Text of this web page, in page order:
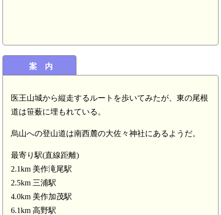
案 内
医王山城から縦走するルートを歩いてみたが、東の尾根
道は笹薮に埋もれている。
烏山への登山道は南西麓の大佐々神社にあるようだ。
最寄り駅(直線距離)
2.1km 美作滝尾駅
2.5km 三浦駅
4.0km 美作加茂駅
6.1km 高野駅
美作 落合城(4.5km)